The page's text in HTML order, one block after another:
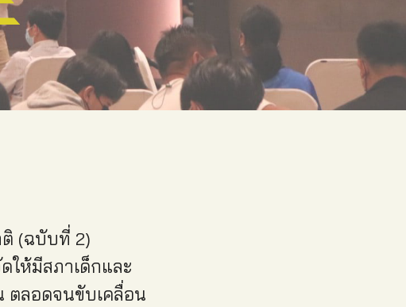
(ฉบับที่ 2)
ให้มีสภาเด็กและ
ตลอดจนขับเคลื่อน